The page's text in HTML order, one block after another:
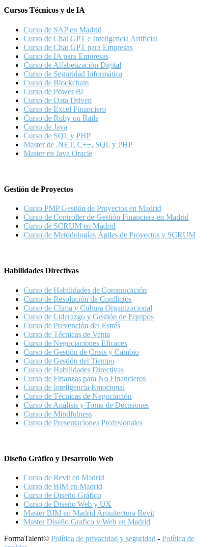
Cursos Técnicos y de IA
Curso de SAP en Madrid
Curso de Chat GPT e Inteligencia Artificial
Curso de Chat GPT para Empresas
Curso de IA para Empresas
Curso de Alfabetización Digital
Curso de Seguridad Informática
Curso de Blockchain
Curso de Power Bi
Curso de Data Driven
Curso de Excel Financiero
Curso de Ruby on Rails
Curso de Java
Curso de SQL y PHP
Master de .NET, C++, SQL y PHP
Master en Java Oracle
Gestión de Proyectos
Curso PMP Gestión de Proyectos en Madrid
Curso de Controller de Gestión Financiera en Madrid
Curso de SCRUM en Madrid
Curso de Metodologías Ágiles de Proyectos y SCRUM
Habilidades Directivas
Curso de Habilidades de Comunicación
Curso de Resolución de Conflictos
Curso de Clima y Cultura Organizacional
Curso de Liderazgo y Gestión de Equipos
Curso de Prevención del Estrés
Curso de Técnicas de Venta
Curso de Negociaciones Eficaces
Curso de Gestión de Crisis y Cambio
Curso de Gestión del Tiempo
Curso de Habilidades Directivas
Curso de Finanzas para No Financieros
Curso de Inteligencia Emocional
Curso de Técnicas de Negociación
Curso de Análisis y Toma de Decisiones
Curso de Mindfulness
Curso de Presentaciones Profesionales
Diseño Gráfico y Desarrollo Web
Curso de Revit en Madrid
Curso de BIM en Madrid
Curso de Diseño Gráfico
Curso de Diseño Web y UX
Master BIM en Madrid Arquitectura Revit
Master Diseño Grafico y Web en Madrid
FormaTalent© Política de privacidad y seguridad - Política de